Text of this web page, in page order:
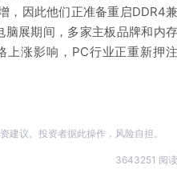
，因此他们正准备重启DDR4兼
展期间，多家主板品牌和内存
上涨影响，PC行业正重新押注
建议。投资者据此操作，风险自担。
3643251 阅读